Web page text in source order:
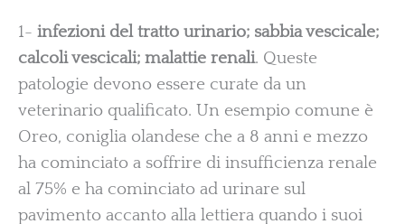
1- infezioni del tratto urinario; sabbia vescicale;
calcoli vescicali; malattie renali. Queste
patologie devono essere curate da un
veterinario qualificato. Un esempio comune è
Oreo, coniglia olandese che a 8 anni e mezzo
ha cominciato a soffrire di insufficienza renale
al 75% e ha cominciato ad urinare sul
pavimento accanto alla lettiera quando i suoi